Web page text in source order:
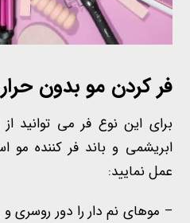
فر کردن مو بدون
برای این نوع فر می توانید از
ابریشمی و باند فر کننده مو
عمل نمایید:
– موهای نم دار را دور روسری